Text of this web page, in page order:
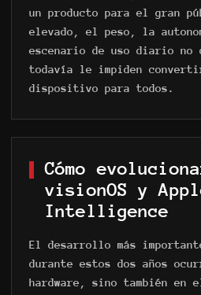
un producto para el gran
elevado, el peso, la
escenario de uso diario no
todavía le impiden
dispositivo para todos.
Cómo
visionOS y
Intelligence
El desarrollo más
durante estos dos años
hardware, sino también en